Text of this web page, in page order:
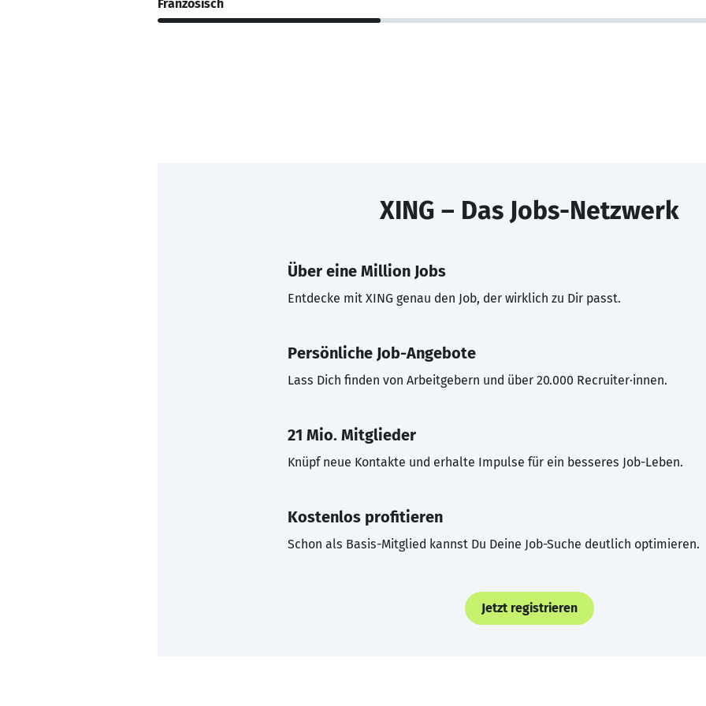
Französisch
XING – Das Jobs-Netzwerk
Über eine Million Jobs
Entdecke mit XING genau den Job, der wirklich zu Dir passt.
Persönliche Job-Angebote
Lass Dich finden von Arbeitgebern und über 20.000 Recruiter·innen.
21 Mio. Mitglieder
Knüpf neue Kontakte und erhalte Impulse für ein besseres Job-Leben.
Kostenlos profitieren
Schon als Basis-Mitglied kannst Du Deine Job-Suche deutlich optimieren.
Jetzt registrieren